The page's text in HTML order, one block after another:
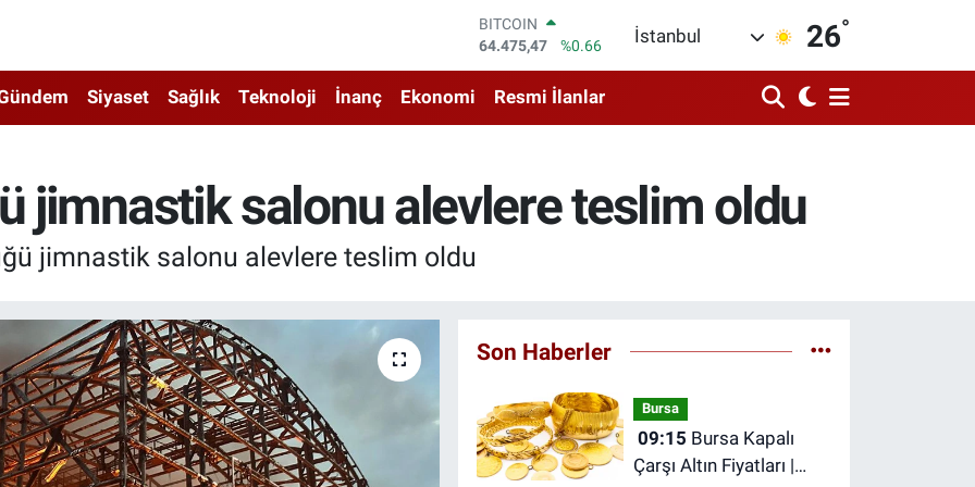
DOLAR
47,5971
%0.05
EURO
55,1336
%0.18
BİST100
13.703
%0
İstanbul 26°
Siyaset Sağlık Teknoloji İnanç Ekonomi Resmi İlanlar
jimnastik salonu alevlere teslim oldu
jimnastik salonu alevlere teslim oldu
Son Haberler
Bursa
09:15
Çarşı Altın Fiyatları |